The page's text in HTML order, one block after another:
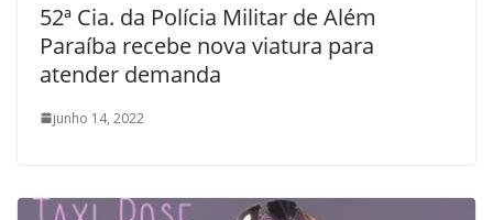
52ª Cia. da Polícia Militar de Além
Paraíba recebe nova viatura para
atender demanda
junho 14, 2022